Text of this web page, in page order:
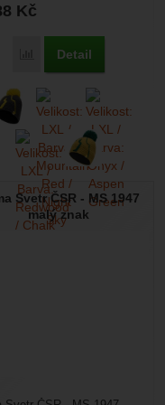
k porovnání
Kč
Přidat 'La Sportiva
Detail
Svetr ČSR - MS 1947
malý znak